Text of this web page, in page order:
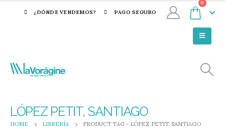
¿DÓNDE VENDEMOS? PAGO SEGURO
0
LÓPEZ PETIT, SANTIAGO
HOME LIBRERÍA PRODUCT TAG - LÓPEZ PETIT, SANTIAGO